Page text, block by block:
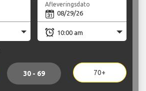
Afleveringsdato
30 - 69 70+